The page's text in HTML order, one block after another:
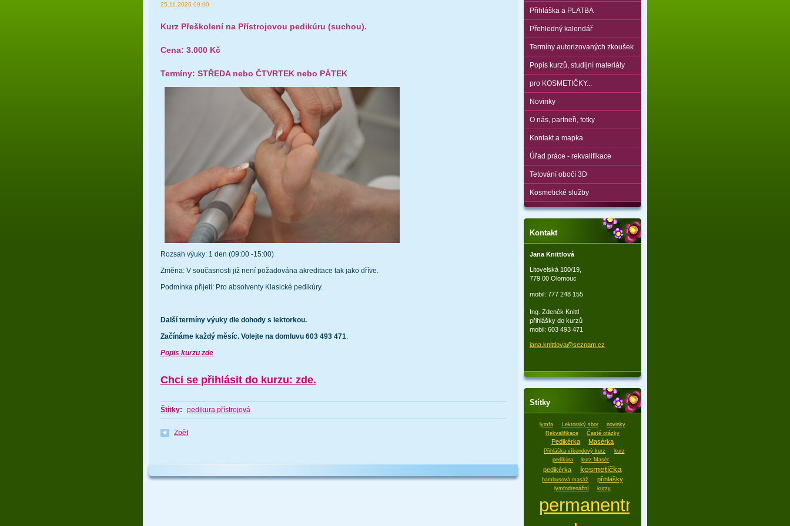
25.11.2026 09:00
Kurz Přeškolení na Přístrojovou pedikúru (suchou).
Cena: 3.000 Kč
Termíny: STŘEDA nebo ČTVRTEK nebo PÁTEK
Rozsah výuky: 1 den (09:00 -15:00)
Změna: V současnosti již není požadována akreditace tak jako dříve.
Podmínka přijetí: Pro absolventy Klasické pedikúry.
Další termíny výuky dle dohody s lektorkou.
Začínáme každý měsíc. Volejte na domluvu 603 493 471
Popis kurzu zde
Chci se přihlásit do kurzu: zde.
Štítky: pedikura přístrojová
Zpět
Přihláška a PLATBA
Přehledný kalendář
Termíny autorizovaných zkoušek
Popis kurzů, studijní materiály
pro KOSMETIČKY...
Novinky
O nás, partneři, fotky
Kontakt a mapka
Úřad práce - rekvalifikace
Tetování obočí 3D
Kosmetické služby
Kontakt
Jana Knittlová
Litovelská 100/19,
779 00 Olomouc
mobil: 777 248 155
Ing. Zdeněk Knittl
přihlášky do kurzů
mobil: 603 493 471
jana.knittlova@seznam.cz
Štítky
lymfa Lektorský sbor
novinky
Rekvalifikace
Časté otázky
Pedikérka Masérka
Přihláška víkendový kurz
kurz
pedikúra
kurz Masér
pedikérka kosmetička
bambusová masáž přihlášky
lymfodrenážní kurzy
permanentní